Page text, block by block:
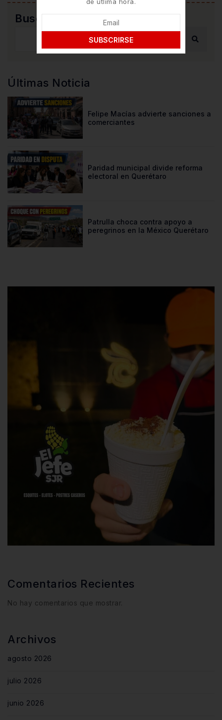
Buscar
Últimas Noticia
Felipe Macías advierte sanciones a
comerciantes
Paridad municipal divide reforma
electoral en Querétaro
Patrulla choca contra apoyo a
peregrinos en la México Querétaro
Comentarios Recientes
No hay comentarios que mostrar.
Archivos
agosto 2026
julio 2026
junio 2026
SUBSCRIRSE